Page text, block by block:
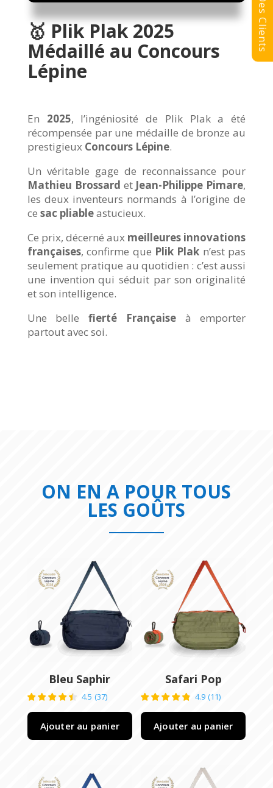
🥇 Plik Plak 2025
Médaillé au Concours
Lépine
En 2025, l’ingéniosité de Plik Plak a été
récompensée par une médaille de bronze au
prestigieux Concours Lépine.
Un véritable gage de reconnaissance pour
Mathieu Brossard et Jean-Philippe Pimare,
les deux inventeurs normands à l’origine de
ce sac pliableastucieux.
Ce prix, décerné aux meilleures innovations
françaises, confirme que Plik Plak n’est pas
seulement pratique au quotidien : c’est aussi
une invention qui séduit par son originalité
et son intelligence.
Une bellefierté Françaiseà emporter
partout avec soi.
ON EN A POUR TOUS
LES GOÛTS
Bleu Saphir
4.5 (37)
Ajouter au panier
Safari Pop
4.9 (11)
Ajouter au panier